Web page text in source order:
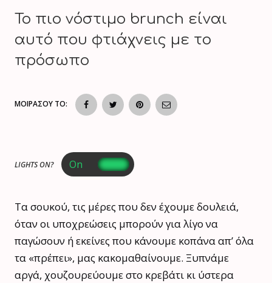
Το πιο νόστιμο brunch είναι
αυτό που φτιάχνεις με το
πρόσωπο
ΜΟΙΡΑΣΟΥ ΤΟ:
LIGHTS ON?
Τα σουκού, τις μέρες που δεν έχουμε δουλειά,
όταν οι υποχρεώσεις μπορούν για λίγο να
παγώσουν ή εκείνες που κάνουμε κοπάνα απ’ όλα
τα «πρέπει», μας κακομαθαίνουμε. Ξυπνάμε
αργά, χουζουρεύουμε στο κρεβάτι κι ύστερα